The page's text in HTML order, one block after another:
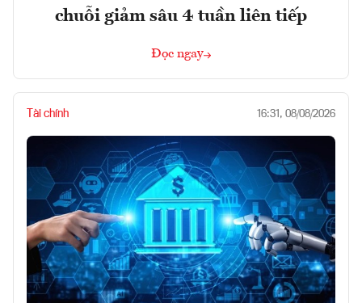
chuỗi giảm sâu 4 tuần liên tiếp
Đọc ngay
Tài chính 16:31, 08/08/2026